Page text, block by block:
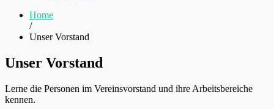
Home
/
Unser Vorstand
Unser Vorstand
Lerne die Personen im Vereinsvorstand und ihre Arbeitsbereiche
kennen.